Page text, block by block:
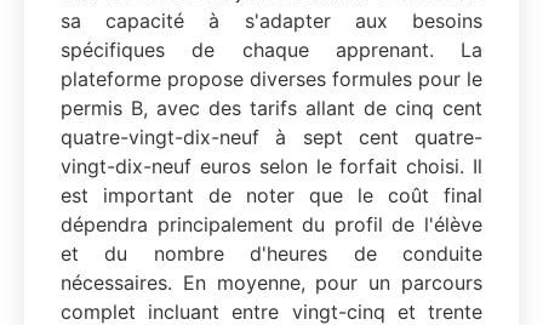
sa capacité à s'adapter aux besoins
spécifiques de chaque apprenant. La
plateforme propose diverses formules pour le
permis B, avec des tarifs allant de cinq cent
quatre-vingt-dix-neuf à sept cent quatre-
vingt-dix-neuf euros selon le forfait choisi. Il
est important de noter que le coût final
dépendra principalement du profil de l'élève
et du nombre d'heures de conduite
nécessaires. En moyenne, pour un parcours
complet incluant entre vingt-cinq et trente